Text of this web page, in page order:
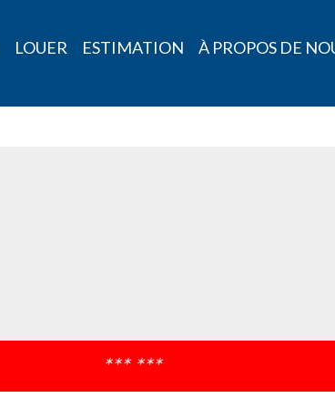
LOUER ESTIMATION À PROPOS DE
*** ***